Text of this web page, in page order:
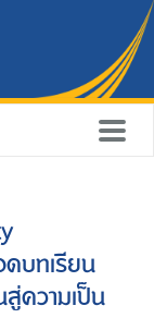
บทเรียน
ความเป็น